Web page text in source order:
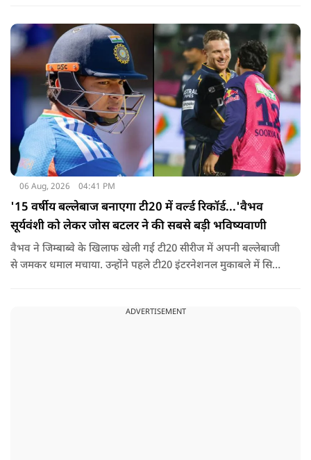
06 Aug, 2026 04:41 PM
'15 वर्षीय बल्लेबाज बनाएगा टी20 में वर्ल्ड रिकॉर्ड...'वैभव
सूर्यवंशी को लेकर जोस बटलर ने की सबसे बड़ी भविष्यवाणी
वैभव ने जिम्बाब्वे के खिलाफ खेली गई टी20 सीरीज में अपनी बल्लेबाजी
से जमकर धमाल मचाया. उन्होंने पहले टी20 इंटरनेशनल मुकाबले में सिर्फ
ADVERTISEMENT